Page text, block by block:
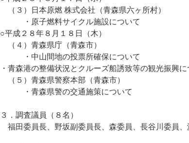
（３）日本原燃 株式会社（青森県六ヶ所村）
・原子燃料サイクル施設について
○平成２８年８月１８日（木）
（４）青森県庁（青森市）
・中山間地の投票所確保について
・青森港の整備状況とクルーズ船誘致等の観光振興に
（５）青森県警察本部（青森市）
・青森県警の交通施策について
３．調査議員（８名）
福田委員長、野坂副委員長、森委員、長谷川委員